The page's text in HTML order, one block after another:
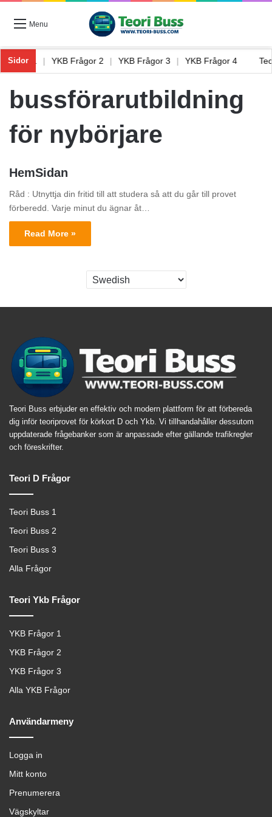
Menu
Sidor
Frågor 1 YKB Frågor 2 YKB Frågor 3 YKB Frågor 4
bussförarutbildning
för nybörjare
HemSidan
Råd : Utnyttja din fritid till att studera så att du går till provet
förberedd. Varje minut du ägnar åt…
Read More »
Teori Buss erbjuder en effektiv och modern plattform för att förbereda
dig inför teoriprovet för körkort D och Ykb. Vi tillhandahåller dessutom
uppdaterade frågebanker som är anpassade efter gällande trafikregler
och föreskrifter.
Teori D Frågor
Teori Buss 1
Teori Buss 2
Teori Buss 3
Alla Frågor
Teori Ykb Frågor
YKB Frågor 1
YKB Frågor 2
YKB Frågor 3
Alla YKB Frågor
Användarmeny
Logga in
Mitt konto
Prenumerera
Vägskyltar